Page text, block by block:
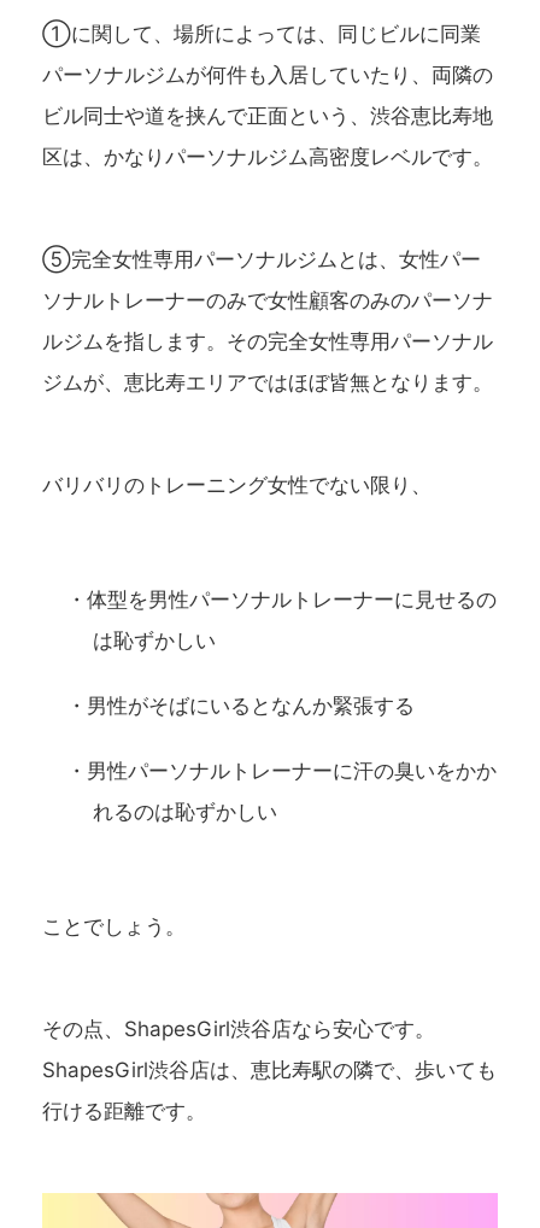
①に関して、場所によっては、同じビルに同業
パーソナルジムが何件も入居していたり、両隣の
ビル同士や道を挟んで正面という、渋谷恵比寿地
区は、かなりパーソナルジム高密度レベルです。
⑤完全女性専用パーソナルジムとは、女性パー
ソナルトレーナーのみで女性顧客のみのパーソナ
ルジムを指します。その完全女性専用パーソナル
ジムが、恵比寿エリアではほぼ皆無となります。
バリバリのトレーニング女性でない限り、
・体型を男性パーソナルトレーナーに見せるの
は恥ずかしい
・男性がそばにいるとなんか緊張する
・男性パーソナルトレーナーに汗の臭いをかか
れるのは恥ずかしい
ことでしょう。
その点、ShapesGirl渋谷店なら安心です。
ShapesGirl渋谷店は、恵比寿駅の隣で、歩いても
行ける距離です。